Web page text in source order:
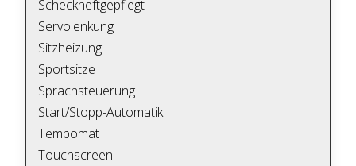
Scheckheftgepflegt
Servolenkung
Sitzheizung
Sportsitze
Sprachsteuerung
Start/Stopp-Automatik
Tempomat
Touchscreen